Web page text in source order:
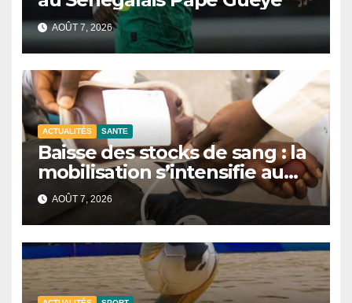
AOÛT 7, 2026
ACTUALITÉS SANTE
Baisse des stocks de sang : la
mobilisation s’intensifie au
CNTS de Dakar.
AOÛT 7, 2026